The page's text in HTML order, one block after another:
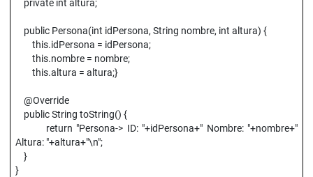
private int altura;
public Persona(int idPersona, String nombre, int altura) {
this.idPersona = idPersona;
this.nombre = nombre;
this.altura = altura;}
@Override
public String toString() {
return "Persona-> ID: "+idPersona+" Nombre: "+nombre+"
Altura: "+altura+"\n";
}
}